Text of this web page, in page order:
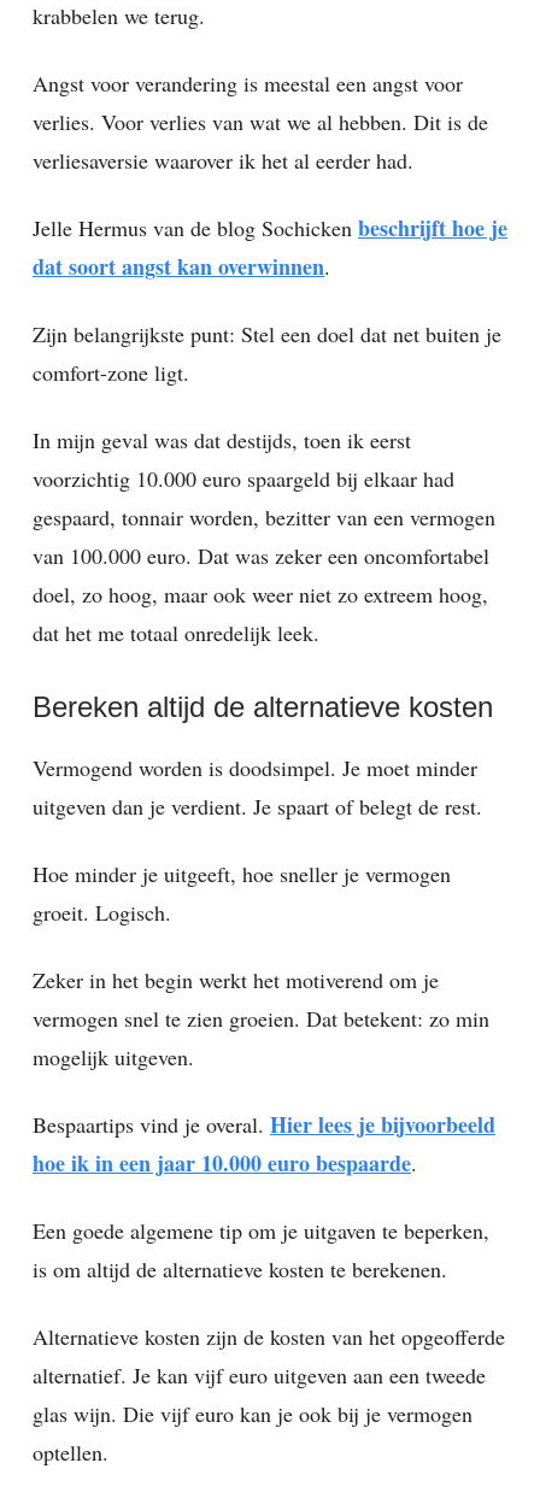
krabbelen we terug.
Angst voor verandering is meestal een angst voor
verlies. Voor verlies van wat we al hebben. Dit is de
verliesaversie waarover ik het al eerder had.
Jelle Hermus van de blog Sochicken beschrijft hoe je
dat soort angst kan overwinnen.
Zijn belangrijkste punt: Stel een doel dat net buiten je
comfort-zone ligt.
In mijn geval was dat destijds, toen ik eerst
voorzichtig 10.000 euro spaargeld bij elkaar had
gespaard, tonnair worden, bezitter van een vermogen
van 100.000 euro. Dat was zeker een oncomfortabel
doel, zo hoog, maar ook weer niet zo extreem hoog,
dat het me totaal onredelijk leek.
Bereken altijd de alternatieve kosten
Vermogend worden is doodsimpel. Je moet minder
uitgeven dan je verdient. Je spaart of belegt de rest.
Hoe minder je uitgeeft, hoe sneller je vermogen
groeit. Logisch.
Zeker in het begin werkt het motiverend om je
vermogen snel te zien groeien. Dat betekent: zo min
mogelijk uitgeven.
Bespaartips vind je overal. Hier lees je bijvoorbeeld
hoe ik in een jaar 10.000 euro bespaarde.
Een goede algemene tip om je uitgaven te beperken,
is om altijd de alternatieve kosten te berekenen.
Alternatieve kosten zijn de kosten van het opgeofferde
alternatief. Je kan vijf euro uitgeven aan een tweede
glas wijn. Die vijf euro kan je ook bij je vermogen
optellen.